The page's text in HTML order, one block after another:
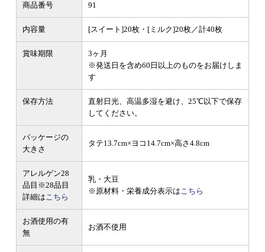
商品番号 91
内容量 [スイート]20枚・[ミルク]20枚／計40枚
賞味期限
3ヶ月
※発送日を含め60日以上のものをお届けしま
す
保存方法
直射日光、高温多湿を避け、25℃以下で保存
してください。
パッケージの
大きさ
タテ13.7cm×ヨコ14.7cm×高さ4.8cm
アレルゲン28
品目 ※28品目
詳細はこちら
乳・大豆
※原材料・栄養成分表示はこちら
お酒使用の有
無
お酒不使用